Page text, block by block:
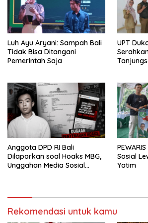
Luh Ayu Aryani: Sampah Bali
Tidak Bisa Ditangani
Pemerintah Saja
UPT
Anggota DPD RI Bali
Dilaporkan soal Hoaks MBG,
Unggahan Media Sosial
Sosial
Yatim
Rekomendasi untuk kamu